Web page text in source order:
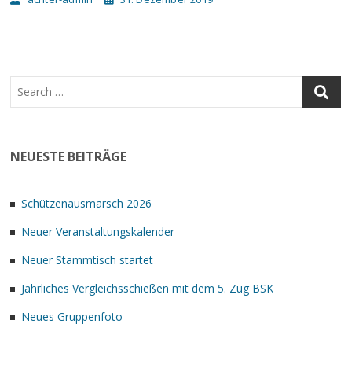
NEUESTE BEITRÄGE
Schützenausmarsch 2026
Neuer Veranstaltungskalender
Neuer Stammtisch startet
Jährliches Vergleichsschießen mit dem 5. Zug BSK
Neues Gruppenfoto